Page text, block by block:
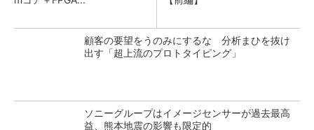
顧客の要望をうのみにするな 分析まひを抜け
出す「超上流のプロトタイピング」
ソニーグループはイメージセンサーが過去最高
益、熊本地震の影響も限定的